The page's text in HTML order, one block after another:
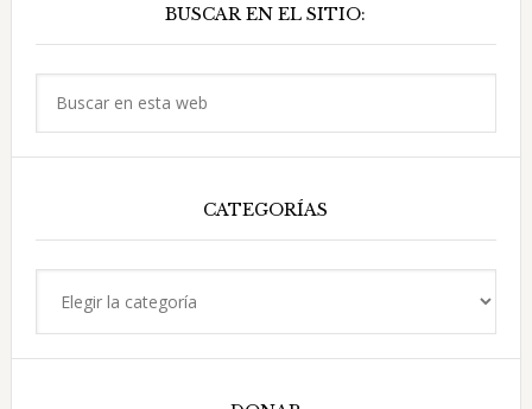
principal
BUSCAR EN EL SITIO:
CATEGORÍAS